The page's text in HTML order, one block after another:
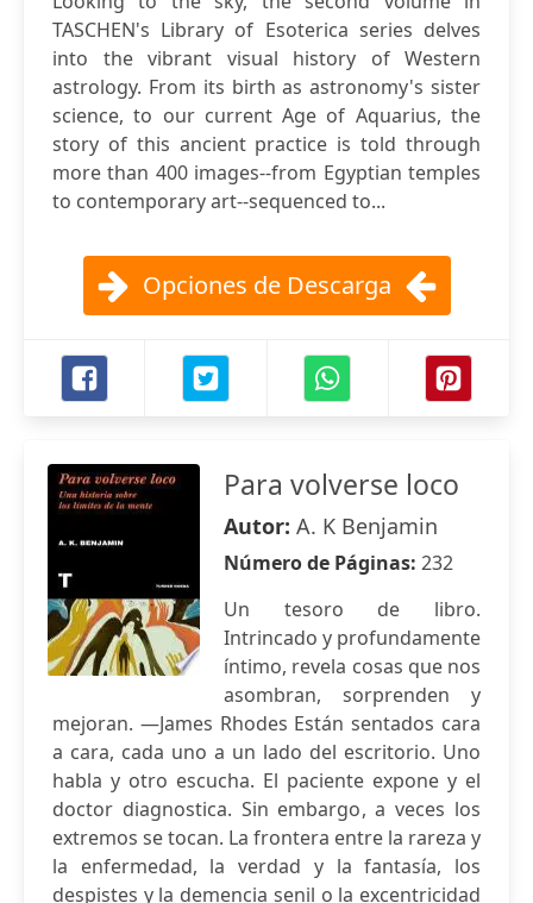
TASCHEN's Library of Esoterica series delves
into the vibrant visual history of Western
astrology. From its birth as astronomy's sister
science, to our current Age of Aquarius, the
story of this ancient practice is told through
more than 400 images--from Egyptian temples
to contemporary art--sequenced to...
Opciones de Descarga
Para volverse loco
Autor: A. K Benjamin
Número de Páginas: 232
Un tesoro de libro.
Intrincado y profundamente
íntimo, revela cosas que nos
asombran, sorprenden y
mejoran. —James Rhodes Están sentados cara
a cara, cada uno a un lado del escritorio. Uno
habla y otro escucha. El paciente expone y el
doctor diagnostica. Sin embargo, a veces los
extremos se tocan. La frontera entre la rareza y
la enfermedad, la verdad y la fantasía, los
despistes y la demencia senil o la excentricidad